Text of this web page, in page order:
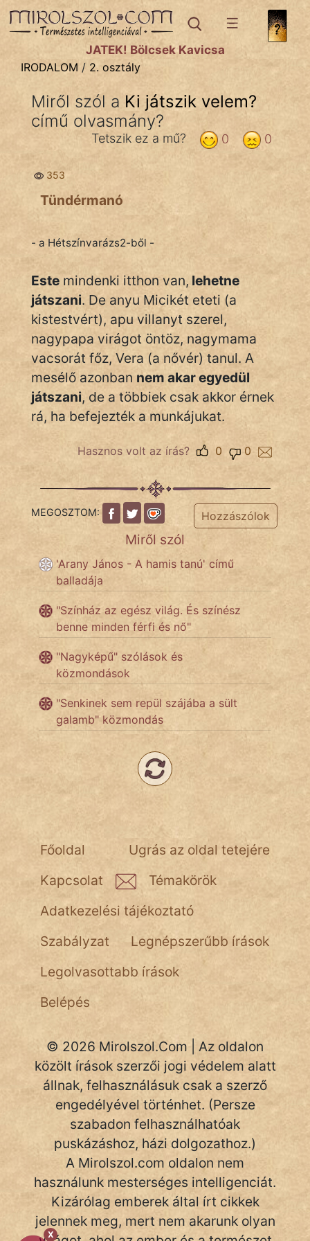
X
IRODALOMtémák:
Dráma
Költemény
Komédia
Kötelező
Mitológia
Monda
Novella
És
Elbeszélés
Regény
IRODALOM
SZÓLÁS
És
KÖZMONDÁS
PSZICHO
ZENE
FILM
ÉLETMÓD
TÖRTÉNELEM
Népszerű szerzőink:
cinege
fantom
Hunor
Jób Gedeon
mikkamakka
vörös ördög
NapHold
Név nélkül
pszichopati
szegény legény
JÁTÉK! Bölcsek Kavicsa
IRODALOM / 2. osztály
Miről szól a Ki játszik velem?
című olvasmány?
0
0
Tetszik ez a mű?
353
Tündérmanó
- a Hétszínvarázs2-ből -
Este mindenki itthon van, lehetne
játszani. De anyu Micikét eteti (a
kistestvért), apu villanyt szerel,
nagypapa virágot öntöz, nagymama
vacsorát főz, Vera (a nővér) tanul. A
mesélő azonban nem akar egyedül
játszani, de a többiek csak akkor érnek
rá, ha befejezték a munkájukat.
Hasznos volt az írás? 0
0
MEGOSZTOM: Hozzászólok
Miről szól
'Arany János - A hamis tanú' című
balladája
"Színház az egész világ. És színész
benne minden férfi és nő"
"Nagyképű" szólások és
közmondások
"Senkinek sem repül szájába a sült
galamb" közmondás
Ugrás az oldal tetejére
Főoldal
Kapcsolat
Témakörök
Adatkezelési tájékoztató
Szabályzat
Legnépszerűbb írások
Legolvasottabb írások
Belépés
© 2026 Mirolszol.Com | Az oldalon
közölt írások szerzői jogi védelem alatt
állnak, felhasználásuk csak a szerző
engedélyével történhet. (Persze
szabadon felhasználhatóak
puskázáshoz, házi dolgozathoz.)
A Mirolszol.com oldalon nem
használunk mesterséges intelligenciát.
Kizárólag emberek által írt cikkek
jelennek meg, mert nem akarunk olyan